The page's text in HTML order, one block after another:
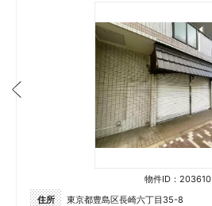
物件ID：203610
住所
東京都豊島区長崎六丁目35-8